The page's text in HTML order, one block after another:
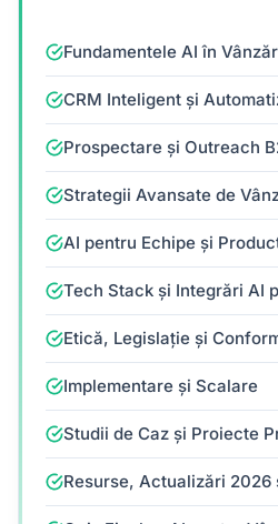
Fundamentele AI în
CRM Inteligent și
Prospectare și Outreach
Strategii Avansate de
AI pentru Echipe și
Tech Stack și Integrări AI
Etică, Legislație și
Implementare și Scalare
Studii de Caz și Proiecte
Resurse, Actualizări 2026